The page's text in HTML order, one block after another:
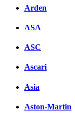
Arden
ASA
ASC
Ascari
Asia
Aston-Martin